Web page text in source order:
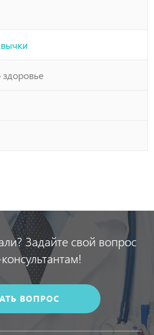
Задайте свой вопрос
ВОПРОС